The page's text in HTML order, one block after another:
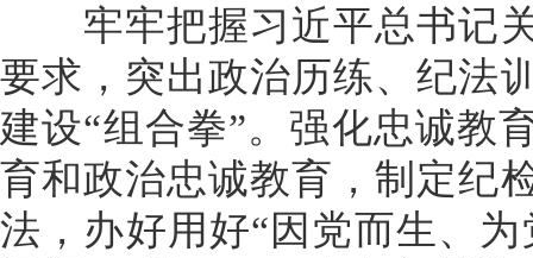
牢牢把握习近平总书记关
要求，突出政治历练、纪法
建设“组合拳”。强化忠诚教
育和政治忠诚教育，制定纪
法，办好用好“因党而生、